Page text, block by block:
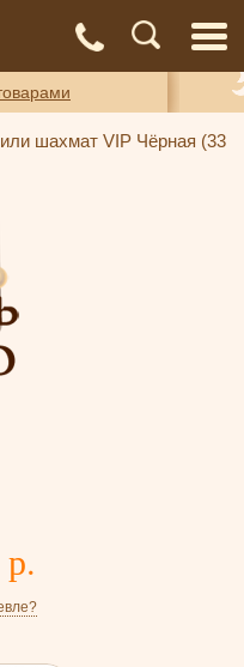
и оплата
шахмат VIP Чёрная (33